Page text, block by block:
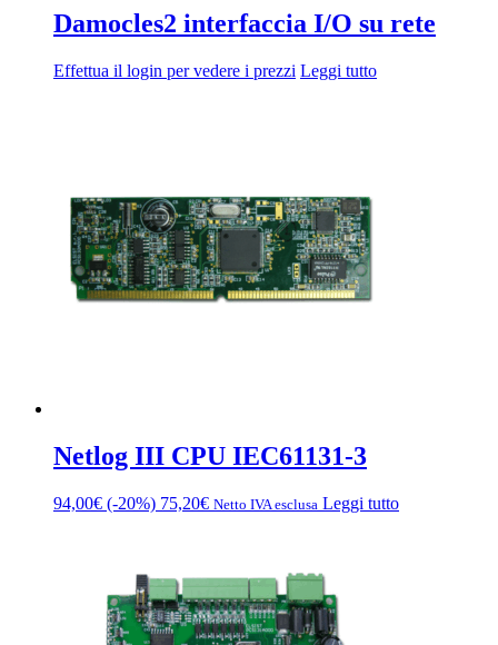
Damocles2 interfaccia I/O su rete
Effettua il login per vedere i prezzi Leggi tutto
Netlog III CPU IEC61131-3
94,00€ (-20%) 75,20€ Netto IVA esclusa Leggi tutto